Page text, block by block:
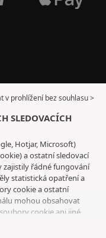
v prohlížení bez souhlasu >
SLEDOVACÍCH
Hotjar, Microsoft)
a ostatní sledovací
zajistily řádné fungování
statistická opatření a
cookie a ostatní
mohou obsahovat
cookie ani jiné
webu. Vaši volbu